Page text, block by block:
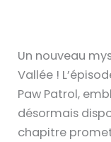
Un nouveau
Vallée !
Paw Patrol,
désormais
chapitre